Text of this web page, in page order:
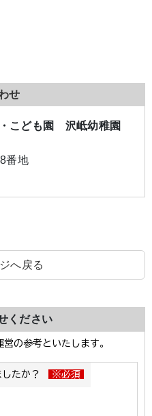
せ
こども園 沢岻幼稚園
番地
へ戻る
ください